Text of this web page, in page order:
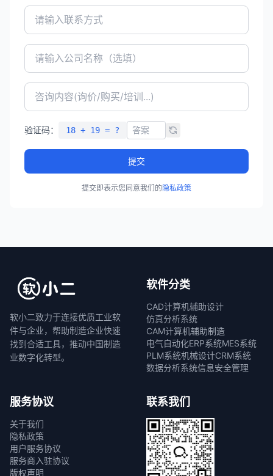
验证码： 18 + 19 = ?
提交
提交即表示您同意我们的隐私政策
软小二致力于连接优质工业软
件与企业，帮助制造企业快速
找到合适工具，推动中国制造
业数字化转型。
软件分类
CAD计算机辅助设计
仿真分析系统
CAM计算机辅助制造
电气自动化ERP系统MES系统
PLM系统机械设计CRM系统
数据分析系统信息安全管理
服务协议
关于我们
隐私政策
用户服务协议
服务商入驻协议
版权声明
联系我们